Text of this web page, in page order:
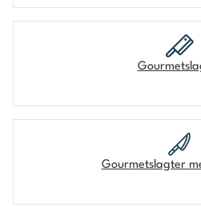
Gourmetslagter